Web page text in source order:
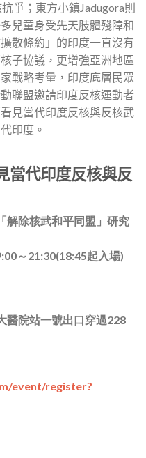
爭；東方小鎮Jadugora則
兒童身受先天肢體殘障和
散條約」的印度一直沒有
子協議，更增強亞洲地區
戰略考量，印度底層民眾
聯盟邀請印度反核運動者
見當代印度反核與反核武
印度。
當代印度反核與反
解除核武和平同盟」研究
～21:30(18:45起入場)
醫院站一號出口穿過228
event/register?